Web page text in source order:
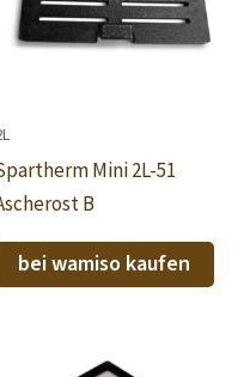
Mini 2L-51
B
bei wamiso kaufen